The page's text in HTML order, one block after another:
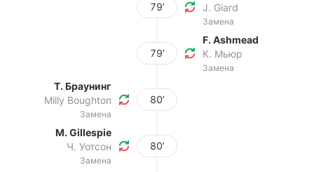
79’
J. Giard
Замена
79’
F. Ashmead
К. Мьюр
Замена
Т. Браунинг
Milly Boughton
Замена
80’
M. Gillespie
Ч. Уотсон
Замена
80’